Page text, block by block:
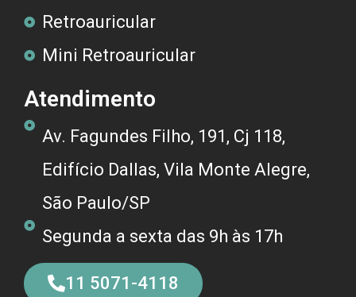
Retroauricular
Mini Retroauricular
Atendimento
Av. Fagundes Filho, 191, Cj 118,
Edifício Dallas, Vila Monte Alegre,
São Paulo/SP
Segunda a sexta das 9h às 17h
11 5071-4118